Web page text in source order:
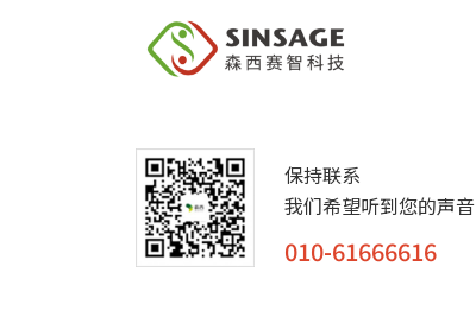
保持联系
我们希望听到您的声音
010-61666616